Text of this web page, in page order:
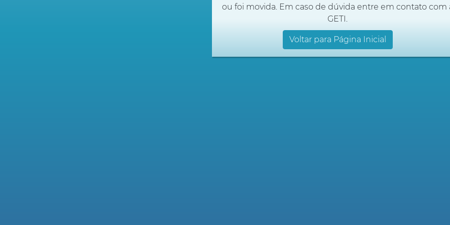
ou foi movida. Em caso de dúvida entre em contato com
GETI.
Voltar para Página Inicial